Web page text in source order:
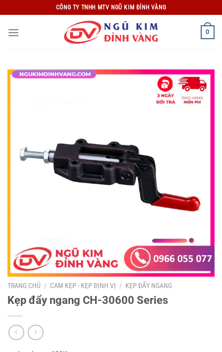
qua
nội
CÔNG TY TNHH MTV NGŨ KIM ĐỈNH VÀNG
0
TRANG CHỦ / CAM KẸP - KẸP ĐỊNH VỊ / KẸP ĐẨY NGANG
Kẹp đẩy ngang CH-30600 Series